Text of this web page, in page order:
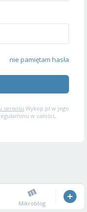
nie pamiętam hasła
serwisu Wykop.pl w jego
w całości,
Mikroblog